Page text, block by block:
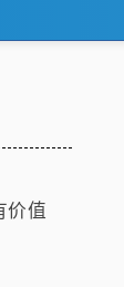
价值